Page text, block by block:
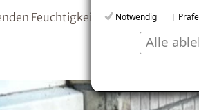
Notwendig
Alle
Feuchtigkeit haben wir die